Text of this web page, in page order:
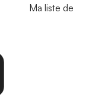
Ma liste de